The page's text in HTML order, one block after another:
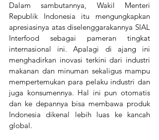
Dalam sambutannya, Wakil Menteri
Republik Indonesia itu mengungkapkan
apresiasinya atas diselenggarakannya SIAL
Interfood sebagai pameran tingkat
internasional ini. Apalagi di ajang ini
menghadirkan inovasi terkini dari industri
makanan dan minuman sekaligus mampu
mempertemukan para pelaku industri dan
juga konsumennya. Hal ini pun otomatis
dan ke depannya bisa membawa produk
Indonesia dikenal lebih luas ke kancah
global.